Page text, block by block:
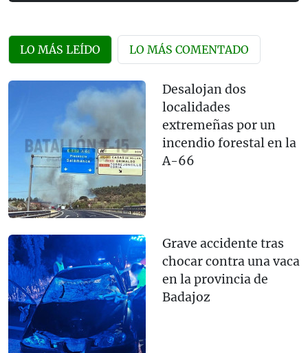
LO MÁS LEÍDO LO MÁS COMENTADO
Desalojan dos
localidades
extremeñas por un
incendio forestal en la
A-66
Grave accidente tras
chocar contra una vaca
en la provincia de
Badajoz